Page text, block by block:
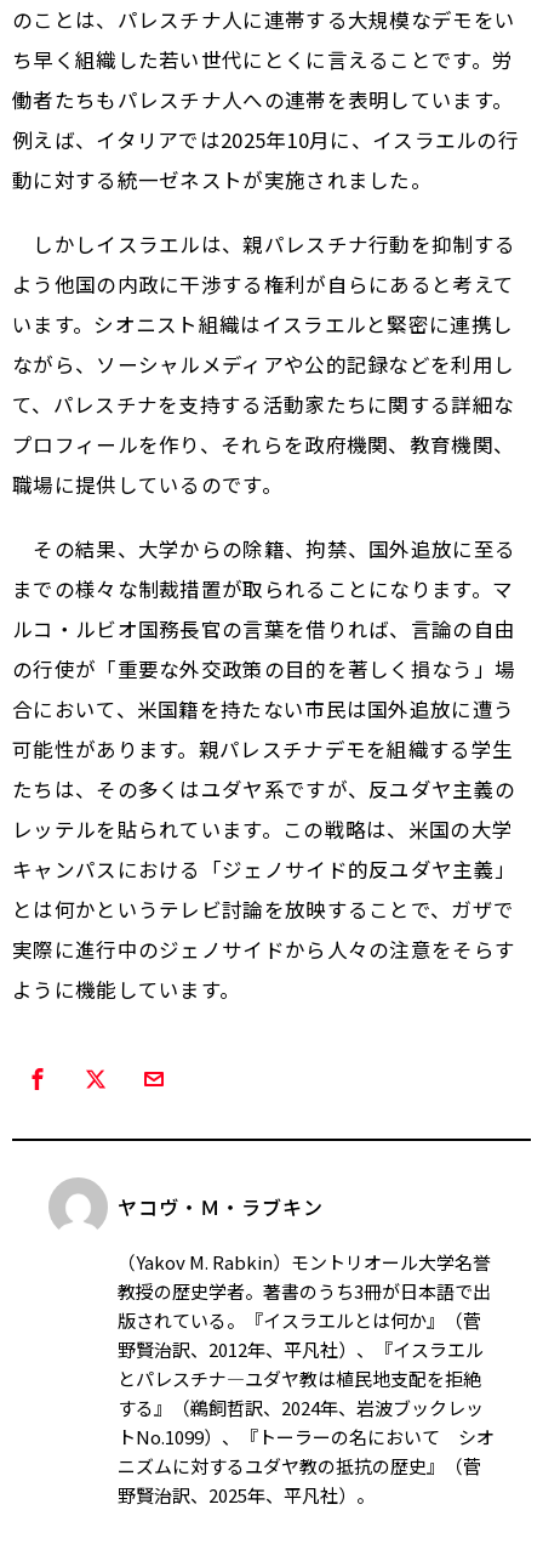
のことは、パレスチナ人に連帯する大規模なデモをい
ち早く組織した若い世代にとくに言えることです。労
働者たちもパレスチナ人への連帯を表明しています。
例えば、イタリアでは2025年10月に、イスラエルの行
動に対する統一ゼネストが実施されました。
しかしイスラエルは、親パレスチナ行動を抑制する
よう他国の内政に干渉する権利が自らにあると考えて
います。シオニスト組織はイスラエルと緊密に連携し
ながら、ソーシャルメディアや公的記録などを利用し
て、パレスチナを支持する活動家たちに関する詳細な
プロフィールを作り、それらを政府機関、教育機関、
職場に提供しているのです。
その結果、大学からの除籍、拘禁、国外追放に至る
までの様々な制裁措置が取られることになります。マ
ルコ・ルビオ国務長官の言葉を借りれば、言論の自由
の行使が「重要な外交政策の目的を著しく損なう」場
合において、米国籍を持たない市民は国外追放に遭う
可能性があります。親パレスチナデモを組織する学生
たちは、その多くはユダヤ系ですが、反ユダヤ主義の
レッテルを貼られています。この戦略は、米国の大学
キャンパスにおける「ジェノサイド的反ユダヤ主義」
とは何かというテレビ討論を放映することで、ガザで
実際に進行中のジェノサイドから人々の注意をそらす
ように機能しています。
ヤコヴ・Ｍ・ラブキン
（Yakov M. Rabkin）モントリオール大学名誉
教授の歴史学者。著書のうち3冊が日本語で出
版されている。『イスラエルとは何か』（菅
野賢治訳、2012年、平凡社）、『イスラエル
とパレスチナ―ユダヤ教は植民地支配を拒絶
する』（鵜飼哲訳、2024年、岩波ブックレッ
トNo.1099）、『トーラーの名において シオ
ニズムに対するユダヤ教の抵抗の歴史』（菅
野賢治訳、2025年、平凡社）。